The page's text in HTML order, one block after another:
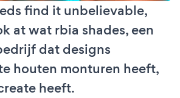
find it unbelievable,
at wat rbia shades, een
dat designs
houten monturen heeft,
heeft.